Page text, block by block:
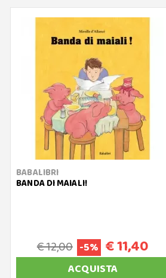
BABALIBRI
BANDA DI MAIALI!
€ 12,00 -5% € 11,40
ACQUISTA